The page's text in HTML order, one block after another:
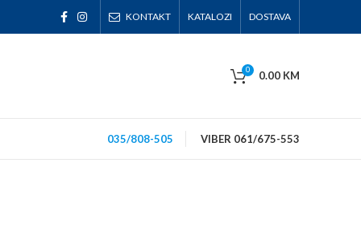
KONTAKT KATALOZI DOSTAVA
0 0.00 KM
035/808-505 VIBER 061/675-553